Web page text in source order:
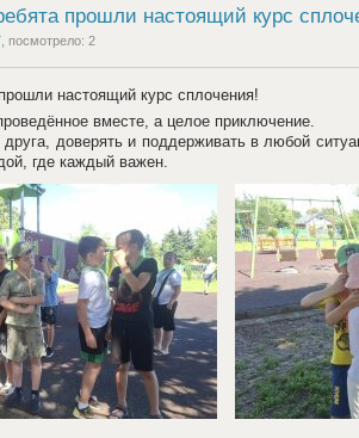
прошли настоящий курс
, посмотрело: 2
настоящий курс сплочения!
вместе, а целое приключение.
доверять и поддерживать в любой
где каждый важен.